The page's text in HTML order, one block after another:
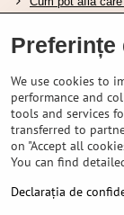
Vreau să îmi
Tabela de
Cum să alegi
Cum să alegi
Ghidul pentru
Înțelegerea
Preferințe
We use cookies to
performance and
tools and services
transferred to
on "Accept all
You can find
Declarația de